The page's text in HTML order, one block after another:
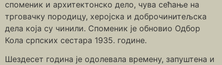
споменик и архитектонско дело, чува сећање на
трговачку породицу, херојска и доброчинитељска
дела која су чинили. Споменик је обновио Одбор
Кола српских сестара 1935. године.
Шездесет година је одолевала времену, запуштена и